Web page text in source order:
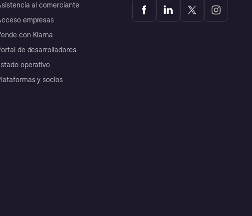
al comerciante
empresas
con Klarna
de desarrolladores
operativo
y socios